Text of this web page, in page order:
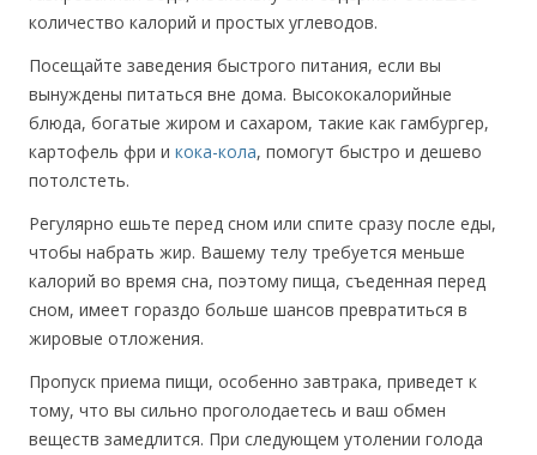
количество калорий и простых углеводов.
Посещайте заведения быстрого питания, если вы
вынуждены питаться вне дома. Высококалорийные
блюда, богатые жиром и сахаром, такие как гамбургер,
картофель фри и кока-кола, помогут быстро и дешево
потолстеть.
Регулярно ешьте перед сном или спите сразу после еды,
чтобы набрать жир. Вашему телу требуется меньше
калорий во время сна, поэтому пища, съеденная перед
сном, имеет гораздо больше шансов превратиться в
жировые отложения.
Пропуск приема пищи, особенно завтрака, приведет к
тому, что вы сильно проголодаетесь и ваш обмен
веществ замедлится. При следующем утолении голода